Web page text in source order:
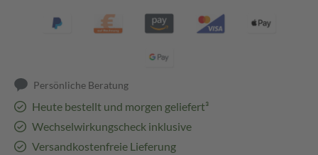
Persönliche Beratung
Heute bestellt und morgen geliefert³
Wechselwirkungscheck inklusive
Versandkostenfreie Lieferung